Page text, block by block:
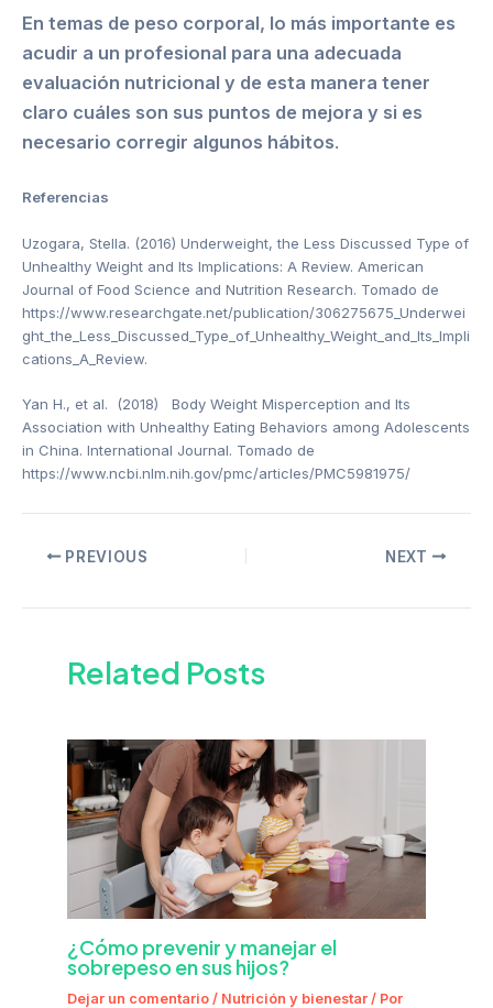
En temas de peso corporal, lo más importante es
acudir a un profesional para una adecuada
evaluación nutricional y de esta manera tener
claro cuáles son sus puntos de mejora y si es
necesario corregir algunos hábitos.
Referencias
Uzogara, Stella. (2016) Underweight, the Less Discussed Type of
Unhealthy Weight and Its Implications: A Review. American
Journal of Food Science and Nutrition Research. Tomado de
https://www.researchgate.net/publication/306275675_Underwei
ght_the_Less_Discussed_Type_of_Unhealthy_Weight_and_Its_Impli
cations_A_Review.
Yan H., et al. (2018) Body Weight Misperception and Its
Association with Unhealthy Eating Behaviors among Adolescents
in China. International Journal. Tomado de
https://www.ncbi.nlm.nih.gov/pmc/articles/PMC5981975/
PREVIOUS NEXT
Related Posts
¿Cómo prevenir y manejar el
sobrepeso en sus hijos?
Dejar un comentario / Nutrición y bienestar / Por